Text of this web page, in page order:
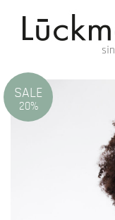
SALE
20%